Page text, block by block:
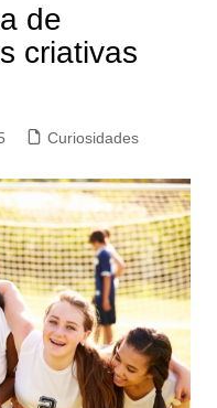
de
criativas
Curiosidades